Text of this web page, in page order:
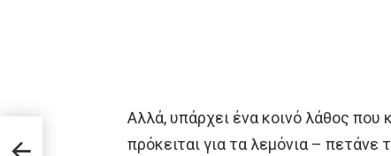
Αλλά, υπάρχει ένα κοινό λάθος που
πρόκειται για τα λεμόνια –